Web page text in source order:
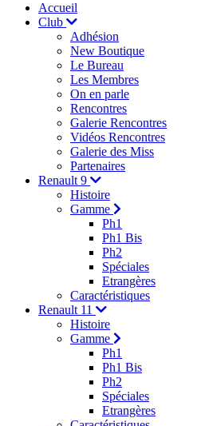
Accueil
Club
Adhésion
New Boutique
Le Bureau
Les Membres
On en parle
Rencontres
Galerie Rencontres
Vidéos Rencontres
Galerie des Miss
Partenaires
Renault 9
Histoire
Gamme
Ph1
Ph1 Bis
Ph2
Spéciales
Etrangères
Caractéristiques
Renault 11
Histoire
Gamme
Ph1
Ph1 Bis
Ph2
Spéciales
Etrangères